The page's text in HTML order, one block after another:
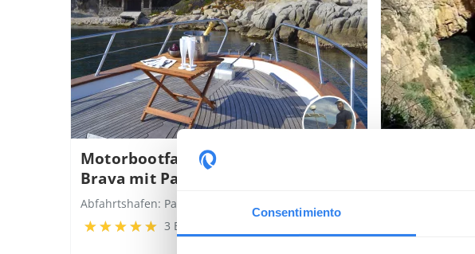
Consentimiento
Motorbootfahrt entlang der Costa
Brava mit Paella an Bord
Abfahrtshafen: Palamós, Spanien
3 Bewertungen